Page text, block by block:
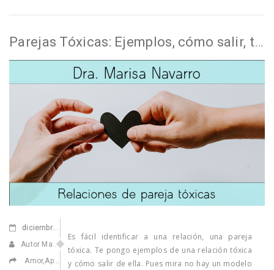
Parejas Tóxicas: Ejemplos, cómo salir, te ayudo
diciembre 28,2022
Autor Marisa Navarro
Amor,Apasionarse ,Confiar en ti,Enamorarse,Ilusionarse
Es fácil identificar a una relación, una pareja
tóxica. Te pongo ejemplos de una relación tóxica
y cómo salir de ella. Pues mira no hay un modelo